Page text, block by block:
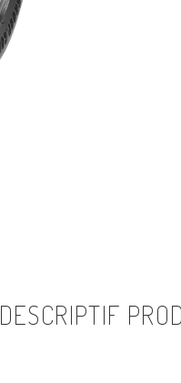
DESCRIPTIF